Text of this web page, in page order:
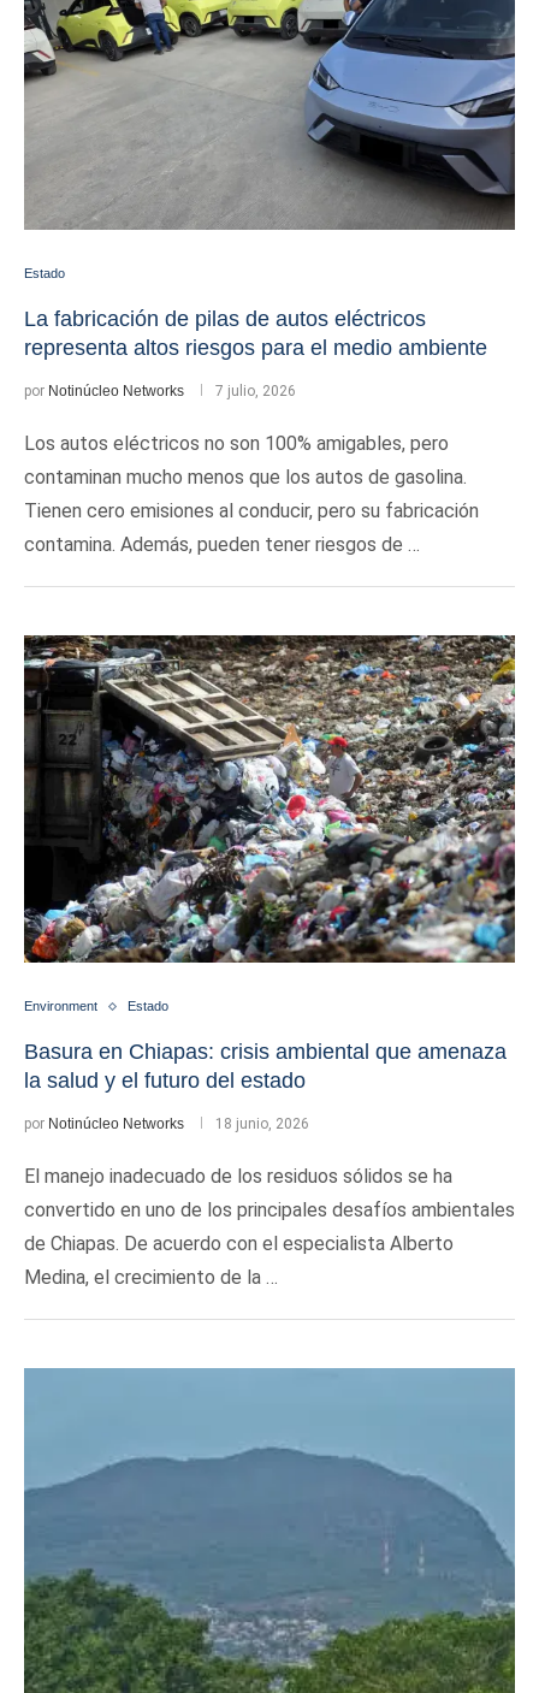
Estado
La fabricación de pilas de autos eléctricos
representa altos riesgos para el medio ambiente
por Notinúcleo Networks 7 julio, 2026
Los autos eléctricos no son 100% amigables, pero
contaminan mucho menos que los autos de gasolina.
Tienen cero emisiones al conducir, pero su fabricación
contamina. Además, pueden tener riesgos de …
Environment Estado
Basura en Chiapas: crisis ambiental que amenaza
la salud y el futuro del estado
por Notinúcleo Networks 18 junio, 2026
El manejo inadecuado de los residuos sólidos se ha
convertido en uno de los principales desafíos ambientales
de Chiapas. De acuerdo con el especialista Alberto
Medina, el crecimiento de la …